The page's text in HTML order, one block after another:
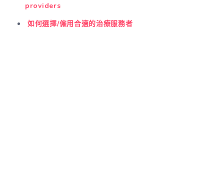
providers
如何選擇/僱用合適的治療服務者